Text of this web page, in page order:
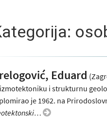
Eduard
i strukturnu
je 1962. na